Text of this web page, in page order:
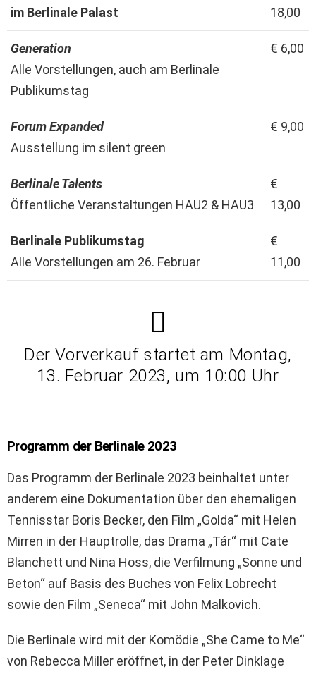
im Berlinale Palast
18,00
Generation
Alle Vorstellungen, auch am Berlinale
Publikumstag
€ 6,00
Forum Expanded
Ausstellung im silent green
€ 9,00
Berlinale Talents
Öffentliche Veranstaltungen HAU2 & HAU3
€
13,00
Berlinale Publikumstag
Alle Vorstellungen am 26. Februar
€
11,00
Der Vorverkauf startet am Montag,
13. Februar 2023, um 10:00 Uhr
Programm der Berlinale 2023
Das Programm der Berlinale 2023 beinhaltet unter
anderem eine Dokumentation über den ehemaligen
Tennisstar Boris Becker, den Film „Golda“ mit Helen
Mirren in der Hauptrolle, das Drama „Tár“ mit Cate
Blanchett und Nina Hoss, die Verfilmung „Sonne und
Beton“ auf Basis des Buches von Felix Lobrecht
sowie den Film „Seneca“ mit John Malkovich.
Die Berlinale wird mit der Komödie „She Came to Me“
von Rebecca Miller eröffnet, in der Peter Dinklage